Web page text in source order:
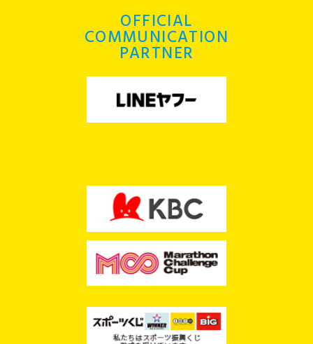
OFFICIAL
COMMUNICATION
PARTNER